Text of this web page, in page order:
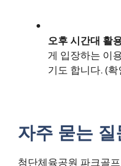
오후 시간대 활
게 입장하는 이
기도 합니다. (
자주 묻는 질
첨단체육공원 파크골